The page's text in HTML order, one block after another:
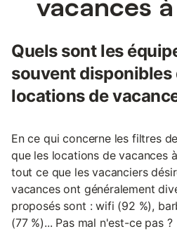
Quels sont les
souvent disponibles
locations de
En ce qui concerne les filtres
que les locations de vacances
tout ce que les vacanciers
vacances ont généralement
proposés sont : wifi (92 %),
(77 %)... Pas mal n'est-ce pas ?